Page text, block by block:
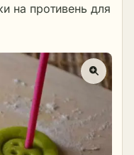
на противень для